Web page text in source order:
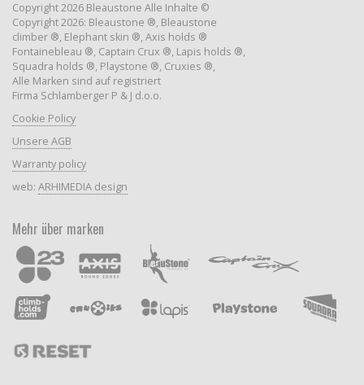
Copyright 2026 Bleaustone Alle Inhalte ©
Copyright 2026: Bleaustone ®, Bleaustone
climber ®, Elephant skin ®, Axis holds ®
Fontainebleau ®, Captain Crux ®, Lapis holds ®,
Squadra holds ®, Playstone ®, Cruxies ®,
Alle Marken sind auf registriert
Firma Schlamberger P & J d.o.o.
Cookie Policy
Unsere AGB
Warranty policy
web: ARHIMEDIA design
Mehr über marken